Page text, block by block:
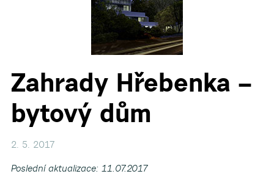
Zahrady Hřebenka –
bytový dům
2. 5. 2017
Poslední aktualizace: 11.07.2017